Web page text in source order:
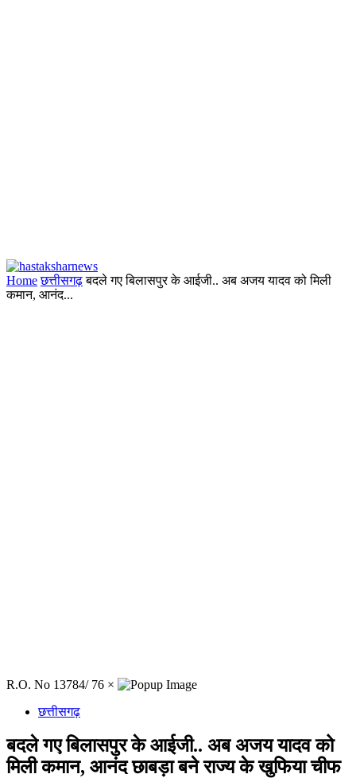
Home छत्तीसगढ़ बदले गए बिलासपुर के आईजी.. अब अजय यादव को मिली
कमान, आनंद...
R.O. No 13784/ 76 ×
छत्तीसगढ़
बदले गए बिलासपुर के आईजी.. अब अजय यादव को
मिली कमान, आनंद छाबड़ा बने राज्य के खुफिया चीफ